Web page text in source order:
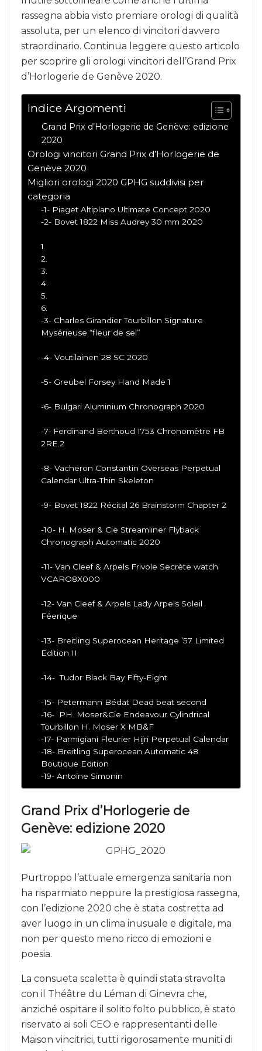
rassegna abbia visto premiare orologi di qualità
assoluta, per un elenco di vincitori davvero
straordinario. Continua leggere questo articolo
per scoprire gli orologi vincitori dell’Grand Prix
d’Horlogerie de Genève 2020.
Indice Argomenti
Grand Prix d’Horlogerie de Genève: edizione
2020
Orologi vincitori Grand Prix d’Horlogerie de
Genève 2020
Migliori orologi 2020 GPHG suddivisi per
categoria
-1- Piaget Altiplano Ultimate Concept 2020
-2- Bovet 1822 Miss Audrey 30 mm 2020
1.
2.
3.
4.
5.
6.
-3- Charles Girandier Tourbillon Signature
Mysérieuse “fleur de sel”
-4- Voutilainen 28 SC 2020
-5- Greubel Forsey Hand Made 1
-6- Bulgari Aluminium Chronograph 2020
-7- Ferdinand Berthoud 1753 Chronomètre FB
2RE.2
-8- Vacheron Constantin Overseas Perpetual
Calendar Ultra-Thin Skeleton
-9- Bovet 1822 Récital 26 Brainstorm Chapter 2
-10- H. Moser & Cie Streamliner Flyback
Chronograph Automatic 2020
-11- Van Cleef & Arpels Frivole Secrète watch
VCARO8X000
-12- Van Cleef & Arpels Lady Arpels Soleil
Féerique
-13- Breitling Superocean Heritage ’57 Limited
Edition II
-14- Tudor Black Bay Fifty-Eight
-15- Petermann Bédat Dead beat second
-16- PH. Moser&Cie Endeavour Cylindrical
Tourbillon H. Moser X MB&F
-17- Parmigiani Fleurier Hijri Perpetual Calendar
-18- Breitling Superocean Automatic 48
Boutique Edition
-19- Antoine Simonin
Grand Prix d’Horlogerie de
Genève: edizione 2020
Purtroppo l’attuale emergenza sanitaria non
ha risparmiato neppure la prestigiosa rassegna,
con l’edizione 2020 che è stata costretta ad
aver luogo in un clima inusuale e digitale, ma
non per questo meno ricco di emozioni e
poesia.
La consueta scaletta è quindi stata stravolta
con il Théâtre du Léman di Ginevra che,
anziché ospitare il solito folto pubblico, è stato
riservato ai soli CEO e rappresentanti delle
Maison vincitrici, tutti rigorosamente muniti di